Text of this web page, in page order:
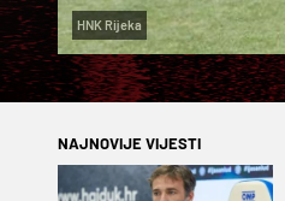
HNK Rijeka
NAJNOVIJE VIJESTI